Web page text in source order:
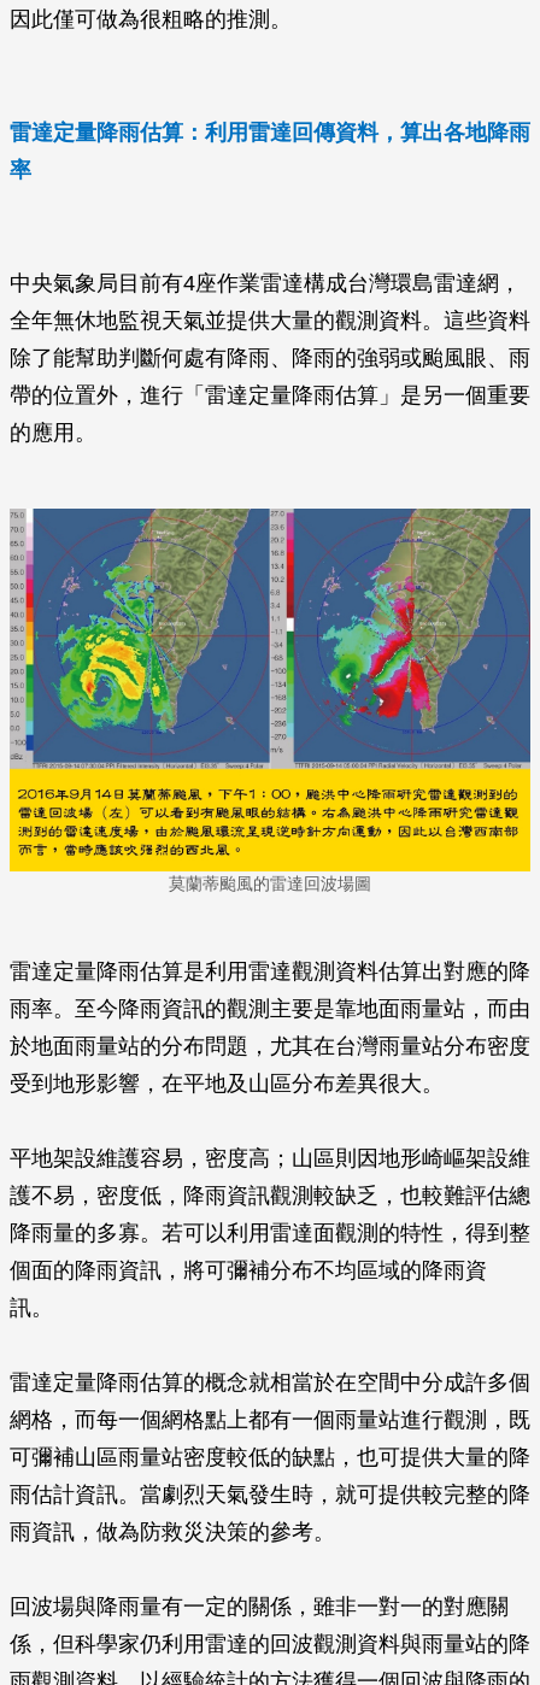
因此僅可做為很粗略的推測。
雷達定量降雨估算：利用雷達回傳資料，算出各地降雨
率
中央氣象局目前有4座作業雷達構成台灣環島雷達網，
全年無休地監視天氣並提供大量的觀測資料。這些資料
除了能幫助判斷何處有降雨、降雨的強弱或颱風眼、雨
帶的位置外，進行「雷達定量降雨估算」是另一個重要
的應用。
莫蘭蒂颱風的雷達回波場圖
雷達定量降雨估算是利用雷達觀測資料估算出對應的降
雨率。至今降雨資訊的觀測主要是靠地面雨量站，而由
於地面雨量站的分布問題，尤其在台灣雨量站分布密度
受到地形影響，在平地及山區分布差異很大。
平地架設維護容易，密度高；山區則因地形崎嶇架設維
護不易，密度低，降雨資訊觀測較缺乏，也較難評估總
降雨量的多寡。若可以利用雷達面觀測的特性，得到整
個面的降雨資訊，將可彌補分布不均區域的降雨資
訊。
雷達定量降雨估算的概念就相當於在空間中分成許多個
網格，而每一個網格點上都有一個雨量站進行觀測，既
可彌補山區雨量站密度較低的缺點，也可提供大量的降
雨估計資訊。當劇烈天氣發生時，就可提供較完整的降
雨資訊，做為防救災決策的參考。
回波場與降雨量有一定的關係，雖非一對一的對應關
係，但科學家仍利用雷達的回波觀測資料與雨量站的降